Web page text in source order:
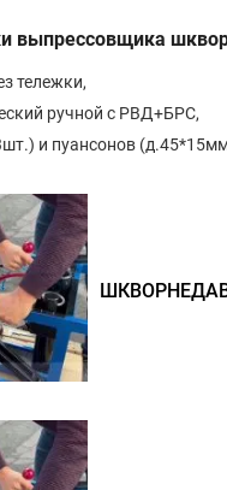
выпрессовщика
тележки,
ручной с РВД+БРС,
и пуансонов